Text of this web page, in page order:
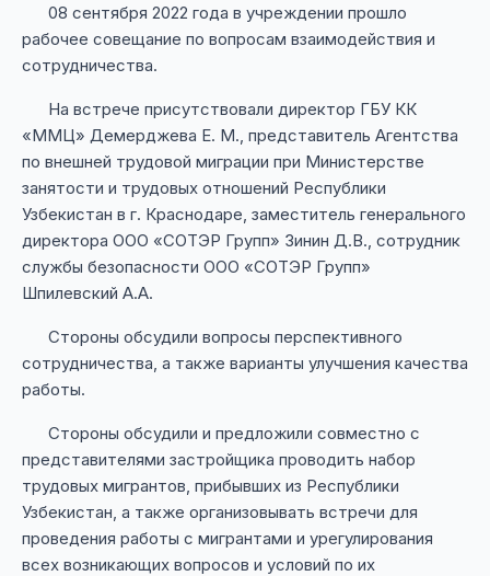
08 сентября 2022 года в учреждении прошло
рабочее совещание по вопросам взаимодействия и
сотрудничества.
На встрече присутствовали директор ГБУ КК
«ММЦ» Демерджева Е. М., представитель Агентства
по внешней трудовой миграции при Министерстве
занятости и трудовых отношений Республики
Узбекистан в г. Краснодаре, заместитель генерального
директора ООО «СОТЭР Групп» Зинин Д.В., сотрудник
службы безопасности ООО «СОТЭР Групп»
Шпилевский А.А.
Стороны обсудили вопросы перспективного
сотрудничества, а также варианты улучшения качества
работы.
Стороны обсудили и предложили совместно с
представителями застройщика проводить набор
трудовых мигрантов, прибывших из Республики
Узбекистан, а также организовывать встречи для
проведения работы с мигрантами и урегулирования
всех возникающих вопросов и условий по их